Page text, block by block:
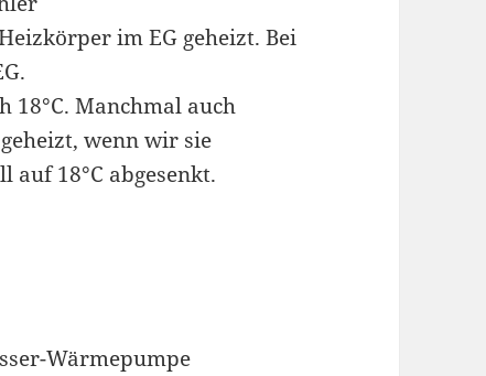
im EG geheizt. Bei
18°C. Manchmal auch
wenn wir sie
18°C abgesenkt.
Wärmepumpe